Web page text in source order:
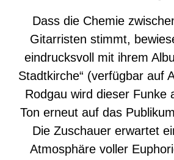
Dass die Chemie
Gitarristen stimmt,
eindrucksvoll mit ihrem
Stadtkirche“ (verfügbar auf
Rodgau wird dieser Funke
Ton erneut auf das
Die Zuschauer erwartet
Atmosphäre voller